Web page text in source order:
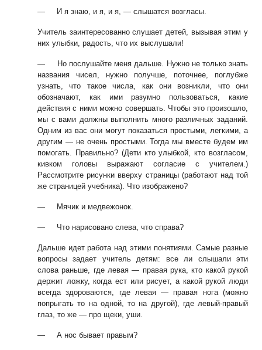
— И я знаю, и я, и я, — слышатся возгласы.
Учитель заинтересованно слушает детей, вызывая этим у
них улыбки, радость, что их выслушали!
— Но послушайте меня дальше. Нужно не только знать
названия чисел, нужно получше, поточнее, поглубже
узнать, что такое числа, как они возникли, что они
обозначают, как ими разумно пользоваться, какие
действия с ними можно совершать. Чтобы это произошло,
мы с вами должны выполнить много различных заданий.
Одним из вас они могут показаться простыми, легкими, а
другим — не очень простыми. Тогда мы вместе будем им
помогать. Правильно? (Дети кто улыбкой, кто возгласом,
кивком головы выражают согласие с учителем.)
Рассмотрите рисунки вверху страницы (работают над той
же страницей учебника). Что изображено?
— Мячик и медвежонок.
— Что нарисовано слева, что справа?
Дальше идет работа над этими понятиями. Самые разные
вопросы задает учитель детям: все ли слышали эти
слова раньше, где левая — правая рука, кто какой рукой
держит ложку, когда ест или рисует, а какой рукой люди
всегда здороваются, где левая — правая нога (можно
попрыгать то на одной, то на другой), где левый-правый
глаз, то же — про щеки, уши.
— А нос бывает правым?